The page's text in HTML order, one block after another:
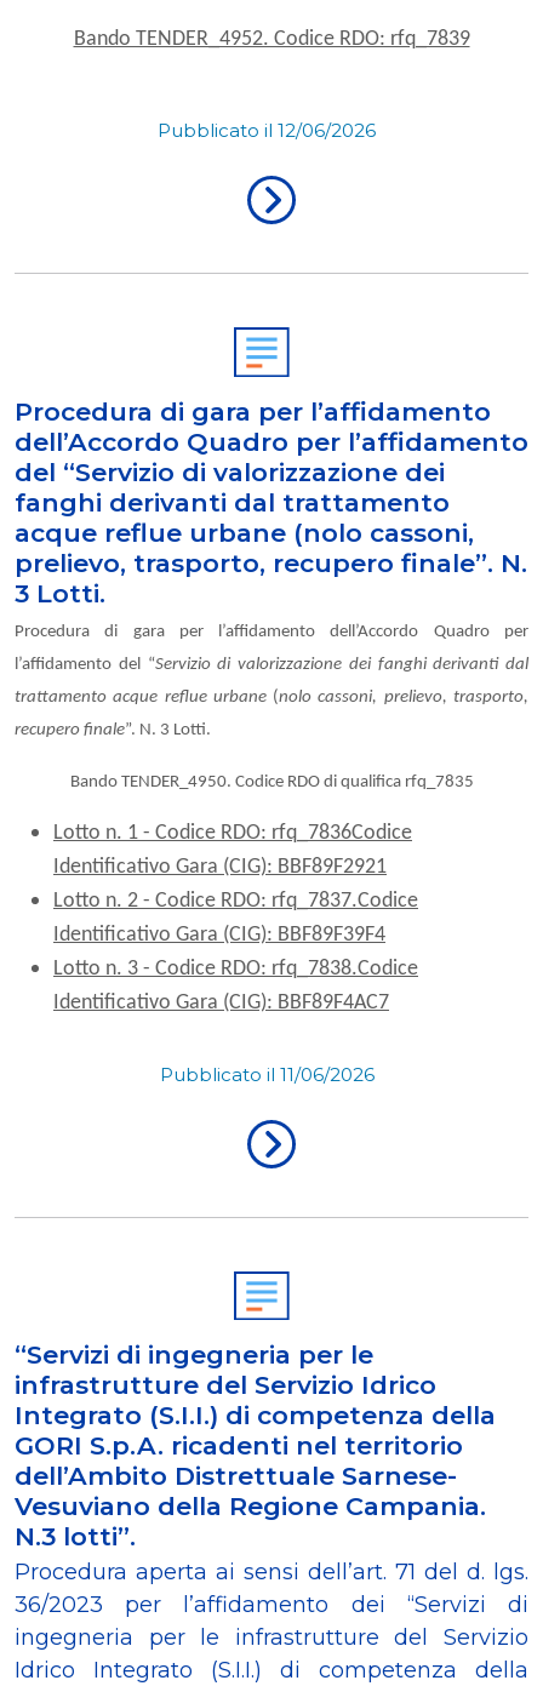
Bando TENDER_4952. Codice RDO: rfq_7839
Pubblicato il 12/06/2026
Procedura di gara per l’affidamento
dell’Accordo Quadro per l’affidamento
del “Servizio di valorizzazione dei
fanghi derivanti dal trattamento
acque reflue urbane (nolo cassoni,
prelievo, trasporto, recupero finale”. N.
3 Lotti.
Procedura di gara per l’affidamento dell’Accordo Quadro per
l’affidamento del “Servizio di valorizzazione dei fanghi derivanti dal
trattamento acque reflue urbane (nolo cassoni, prelievo, trasporto,
recupero finale”. N. 3 Lotti.
Bando TENDER_4950. Codice RDO di qualifica rfq_7835
Lotto n. 1 - Codice RDO: rfq_7836Codice
Identificativo Gara (CIG): BBF89F2921
Lotto n. 2 - Codice RDO: rfq_7837.Codice
Identificativo Gara (CIG): BBF89F39F4
Lotto n. 3 - Codice RDO: rfq_7838.Codice
Identificativo Gara (CIG): BBF89F4AC7
Pubblicato il 11/06/2026
“Servizi di ingegneria per le
infrastrutture del Servizio Idrico
Integrato (S.I.I.) di competenza della
GORI S.p.A. ricadenti nel territorio
dell’Ambito Distrettuale Sarnese-
Vesuviano della Regione Campania.
N.3 lotti”.
Procedura aperta ai sensi dell’art. 71 del d. lgs.
36/2023 per l’affidamento dei “Servizi di
ingegneria per le infrastrutture del Servizio
Idrico Integrato (S.I.I.) di competenza della